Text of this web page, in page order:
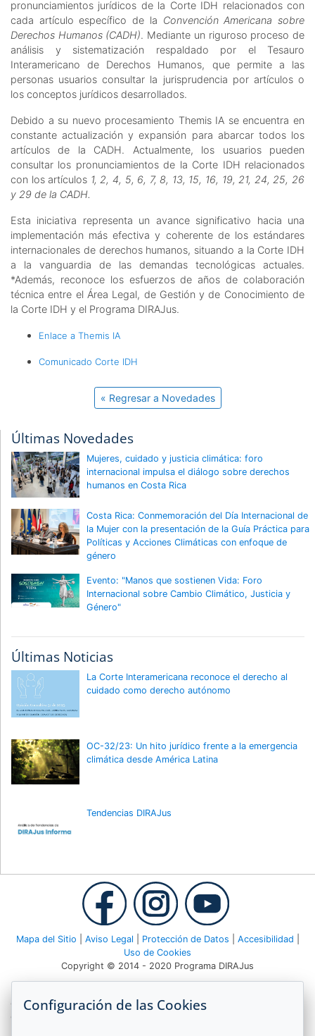
pronunciamientos jurídicos de la Corte IDH relacionados con
cada artículo específico de la Convención Americana sobre
Derechos Humanos (CADH). Mediante un riguroso proceso de
análisis y sistematización respaldado por el Tesauro
Interamericano de Derechos Humanos, que permite a las
personas usuarios consultar la jurisprudencia por artículos o
los conceptos jurídicos desarrollados.
Debido a su nuevo procesamiento Themis IA se encuentra en
constante actualización y expansión para abarcar todos los
artículos de la CADH. Actualmente, los usuarios pueden
consultar los pronunciamientos de la Corte IDH relacionados
con los artículos 1, 2, 4, 5, 6, 7, 8, 13, 15, 16, 19, 21, 24, 25, 26
y 29 de la CADH.
Esta iniciativa representa un avance significativo hacia una
implementación más efectiva y coherente de los estándares
internacionales de derechos humanos, situando a la Corte IDH
a la vanguardia de las demandas tecnológicas actuales.
*Además, reconoce los esfuerzos de años de colaboración
técnica entre el Área Legal, de Gestión y de Conocimiento de
la Corte IDH y el Programa DIRAJus.
Enlace a Themis IA
Comunicado Corte IDH
« Regresar a Novedades
Últimas Novedades
Mujeres, cuidado y justicia climática: foro
internacional impulsa el diálogo sobre derechos
humanos en Costa Rica
Costa Rica: Conmemoración del Día Internacional de
la Mujer con la presentación de la Guía Práctica para
Políticas y Acciones Climáticas con enfoque de
género
Evento: "Manos que sostienen Vida: Foro
Internacional sobre Cambio Climático, Justicia y
Género"
Últimas Noticias
La Corte Interamericana reconoce el derecho al
cuidado como derecho autónomo
OC-32/23: Un hito jurídico frente a la emergencia
climática desde América Latina
Tendencias DIRAJus
Mapa del Sitio Aviso Legal Protección de Datos Accesibilidad
Uso de Cookies
Copyright © 2014 - 2020 Programa DIRAJus
GmbH Agencia GIZ Costa Rica Apartado 8-4190 1000 San José,
Costa Rica Teléfono:
Configuración de las Cookies